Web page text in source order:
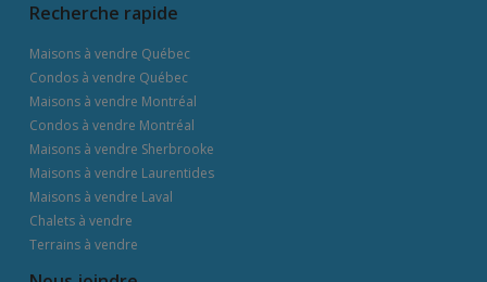
Recherche rapide
Maisons à vendre Québec
Condos à vendre Québec
Maisons à vendre Montréal
Condos à vendre Montréal
Maisons à vendre Sherbrooke
Maisons à vendre Laurentides
Maisons à vendre Laval
Chalets à vendre
Terrains à vendre